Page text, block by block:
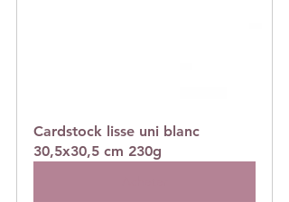
Cardstock lisse uni blanc
30,5x30,5 cm 230g